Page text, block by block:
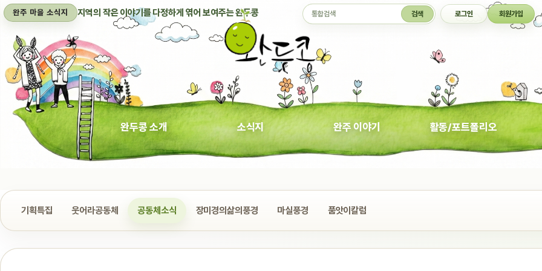
완주 마을 소식지 지역의 작은 이야기를 다정하게 엮어 보여주는 완두콩 통합검색 검색 로그인 회원가입
완두콩 소개 소식지 완주 이야기 활동/포트폴리오
기획특집 웃어라공동체 공동체소식 장미경의삶의풍경 마실풍경 품앗이칼럼